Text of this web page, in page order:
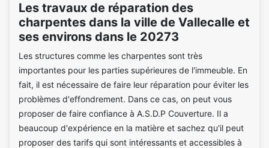
Les travaux de réparation des
charpentes dans la ville de Vallecalle et
ses environs dans le 20273
Les structures comme les charpentes sont très
importantes pour les parties supérieures de l'immeuble. En
fait, il est nécessaire de faire leur réparation pour éviter les
problèmes d'effondrement. Dans ce cas, on peut vous
proposer de faire confiance à A.S.D.P Couverture. Il a
beaucoup d'expérience en la matière et sachez qu'il peut
proposer des tarifs qui sont intéressants et accessibles à